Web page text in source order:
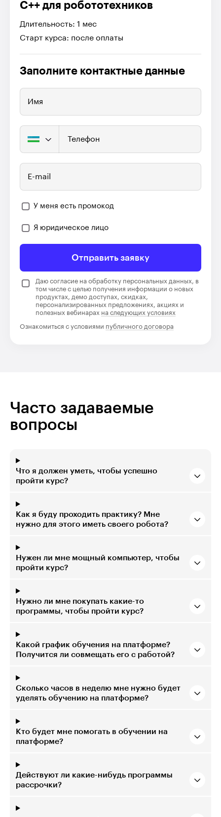
C++ для робототехников
Длительность: 1 мес
Старт курса: после оплаты
Заполните контактные данные
Имя
Телефон
E-mail
У меня есть промокод
Я юридическое лицо
Отправить заявку
Даю согласие на обработку персональных данных, в
том числе с целью получения информации о новых
продуктах, демо доступах, скидках,
персонализированных предложениях, акциях и
полезных вебинарах на следующих условиях
Ознакомиться с условиями публичного договора
Часто задаваемые
вопросы
Что я должен уметь, чтобы успешно
пройти курс?
Как я буду проходить практику? Мне
нужно для этого иметь своего робота?
Нужен ли мне мощный компьютер, чтобы
пройти курс?
Нужно ли мне покупать какие-то
программы, чтобы пройти курс?
Какой график обучения на платформе?
Получится ли совмещать его с работой?
Сколько часов в неделю мне нужно будет
уделять обучению на платформе?
Кто будет мне помогать в обучении на
платформе?
Действуют ли какие-нибудь программы
рассрочки?